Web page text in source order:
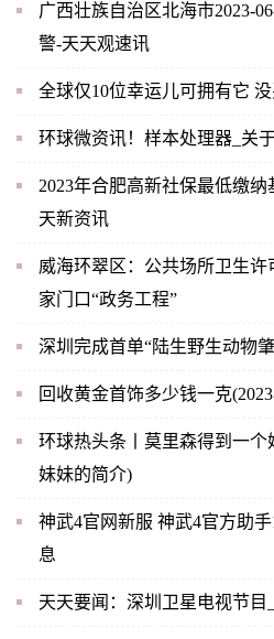
广西壮族自治区北海市2023-
警-天天观速讯
全球仅10位幸运儿可拥有它
环球微资讯！样本处理器_关
2023年合肥高新社保最低缴
天新资讯
威海环翠区：公共场所卫生
家门口“政务工程”
深圳完成首单“陆生野生动物
回收黄金首饰多少钱一克(2023
环球热头条丨莫里森得到一
妹妹的简介)
神武4官网新服 神武4官方助
息
天天要闻：深圳卫星电视节目